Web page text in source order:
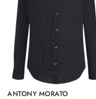
ANTONY MORATO